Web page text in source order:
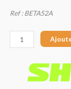
Ref : BETA52A